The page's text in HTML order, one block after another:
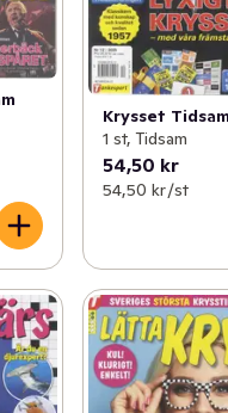
Krysset Tidsam
1 st, Tidsam
54,50 kr
54,50 kr /st